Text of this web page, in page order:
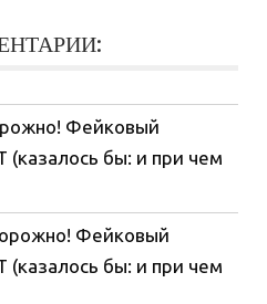
Фейковый
бы: и при чем
Фейковый
бы: и при чем